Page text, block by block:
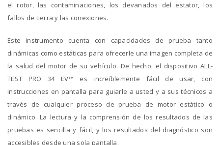
el rotor, las contaminaciones, los devanados del estator, los
fallos de tierra y las conexiones.
Este instrumento cuenta con capacidades de prueba tanto
dinámicas como estáticas para ofrecerle una imagen completa de
la salud del motor de su vehículo. De hecho, el dispositivo ALL-
TEST PRO 34 EV™ es increíblemente fácil de usar, con
instrucciones en pantalla para guiarle a usted y a sus técnicos a
través de cualquier proceso de prueba de motor estático o
dinámico. La lectura y la comprensión de los resultados de las
pruebas es sencilla y fácil, y los resultados del diagnóstico son
accesibles desde una sola pantalla.